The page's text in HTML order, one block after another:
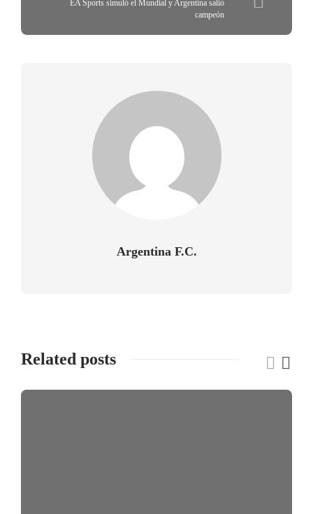
EA Sports simuló el Mundial y Argentina salió
campeón
Argentina F.C.
Related posts